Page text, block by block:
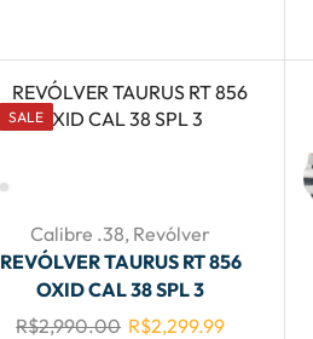
SALE
Calibre .38, Revólver
REVÓLVER TAURUS RT 856
OXID CAL 38 SPL 3
R$2,990.00 R$2,299.99